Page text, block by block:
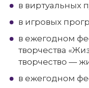
в виртуальных
в игровых
в ежегодном
творчества
творчество —
в ежегодном